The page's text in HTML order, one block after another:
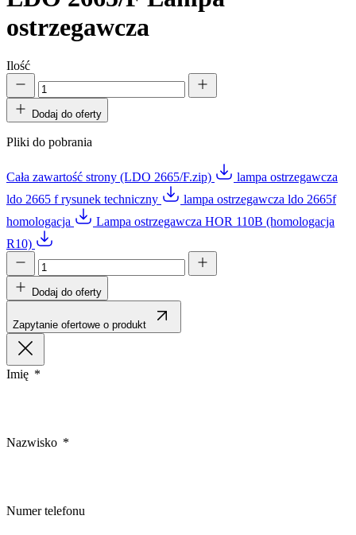
ostrzegawcza
Ilość
Dodaj do oferty
Pliki do pobrania
Cała zawartość strony (LDO 2665/F.zip)
lampa ostrzegawcza
ldo 2665 f rysunek techniczny
lampa ostrzegawcza ldo 2665f
homologacja
Lampa ostrzegawcza HOR 110B (homologacja
R10)
Dodaj do oferty
Zapytanie ofertowe o produkt
Imię
Nazwisko
Numer telefonu